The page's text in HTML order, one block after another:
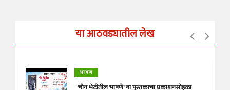
या आठवड्यातील लेख
भाषण
'चीन भेटीतील भाषणे' या पुस्तकाचा प्रकाशनसोहळा